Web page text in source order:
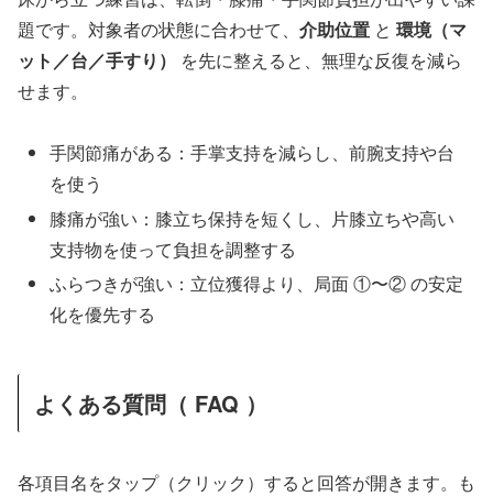
題です。対象者の状態に合わせて、 介助位置 と 環境（マ
ット／台／手すり）
を先に整えると、無理な反復を減ら
せます。
手関節痛がある：手掌支持を減らし、前腕支持や台
を使う
膝痛が強い：膝立ち保持を短くし、片膝立ちや高い
支持物を使って負担を調整する
ふらつきが強い：立位獲得より、局面 ①〜② の安定
化を優先する
よくある質問（ FAQ ）
各項目名をタップ（クリック）すると回答が開きます。も